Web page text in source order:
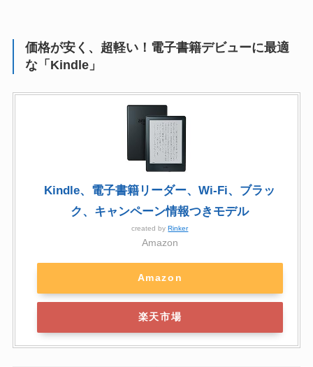
価格が安く、超軽い！電子書籍デビューに最適
な「Kindle」
Kindle、電子書籍リーダー、Wi-Fi、ブラッ
ク、キャンペーン情報つきモデル
created by Rinker
Amazon
Amazon
楽天市場